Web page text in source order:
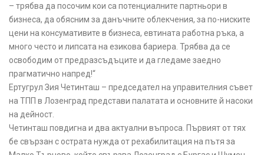
– трябва да посочим кои са потенциалните партньори в
бизнеса, да обясним за данъчните облекчения, за по-ниските
цени на консумативите в бизнеса, евтината работна ръка, а
много често и липсата на езикова бариера. Трябва да се
освободим от предразсъдъците и да гледаме заедно
прагматично напред!“
Ертугрул Зия Четинташ – председател на управителния съвет
на ТПП в Лозенград представи палатата и основните й насоки
на дейност.
Четинташ повдигна и два актуални въпроса. Първият от тях
бе свързан с острата нужда от рехабилитация на пътя за